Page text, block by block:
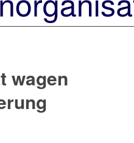
wagen